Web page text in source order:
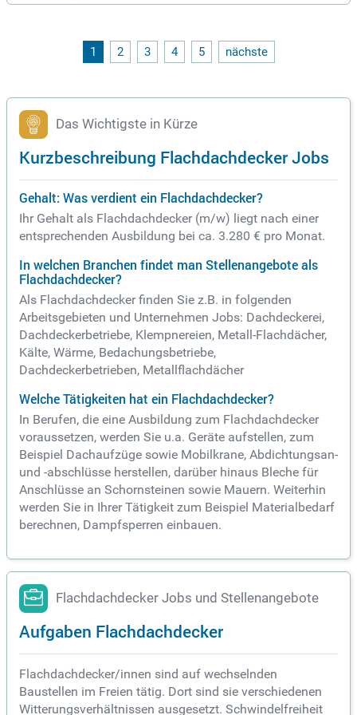
nik oder Elektrik sind von Vorteil, während du als Teamplay
gütung inklusive Urlaubsgeld und Gewinnbeteiligung. Begeis
terung für regelmäßige Montagetätigkeiten und fließende D
1 2 3 4 5 nächste
Das Wichtigste in Kürze
Kurzbeschreibung Flachdachdecker Jobs
Gehalt: Was verdient ein Flachdachdecker?
Ihr Gehalt als Flachdachdecker (m/w) liegt nach einer
entsprechenden Ausbildung bei ca. 3.280 € pro Monat.
In welchen Branchen findet man Stellenangebote als
Flachdachdecker?
Als Flachdachdecker finden Sie z.B. in folgenden
Arbeitsgebieten und Unternehmen Jobs: Dachdeckerei,
Dachdeckerbetriebe, Klempnereien, Metall-Flachdächer,
Kälte, Wärme, Bedachungsbetriebe,
Dachdeckerbetrieben, Metallflachdächer
Welche Tätigkeiten hat ein Flachdachdecker?
In Berufen, die eine Ausbildung zum Flachdachdecker
voraussetzen, werden Sie u.a. Geräte aufstellen, zum
Beispiel Dachaufzüge sowie Mobilkrane, Abdichtungsan-
und -abschlüsse herstellen, darüber hinaus Bleche für
Anschlüsse an Schornsteinen sowie Mauern. Weiterhin
werden Sie in Ihrer Tätigkeit zum Beispiel Materialbedarf
berechnen, Dampfsperren einbauen.
Flachdachdecker Jobs und Stellenangebote
Aufgaben Flachdachdecker
Flachdachdecker/innen sind auf wechselnden
Baustellen im Freien tätig. Dort sind sie verschiedenen
Witterungsverhältnissen ausgesetzt. Schwindelfreiheit